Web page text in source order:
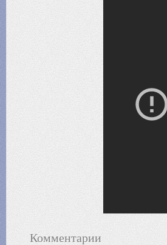
Комментарии